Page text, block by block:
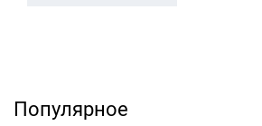
Популярное